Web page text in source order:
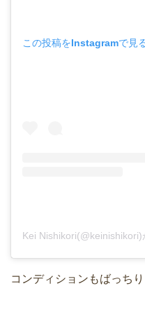
この投稿をInstagramで見
Kei
コンディションもばっち